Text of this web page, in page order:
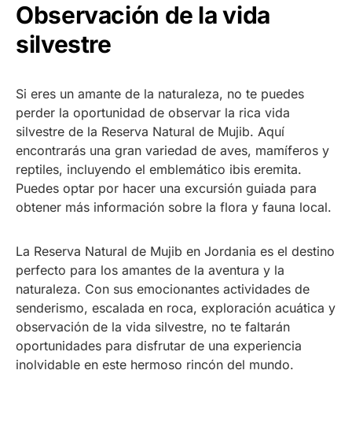
Observación de la vida
silvestre
Si eres un amante de la naturaleza, no te puedes
perder la oportunidad de observar la rica vida
silvestre de la Reserva Natural de Mujib. Aquí
encontrarás una gran variedad de aves, mamíferos y
reptiles, incluyendo el emblemático ibis eremita.
Puedes optar por hacer una excursión guiada para
obtener más información sobre la flora y fauna local.
La Reserva Natural de Mujib en Jordania es el destino
perfecto para los amantes de la aventura y la
naturaleza. Con sus emocionantes actividades de
senderismo, escalada en roca, exploración acuática y
observación de la vida silvestre, no te faltarán
oportunidades para disfrutar de una experiencia
inolvidable en este hermoso rincón del mundo.